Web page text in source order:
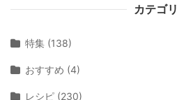
カテゴリ
特集 (138)
おすすめ (4)
レシピ (230)